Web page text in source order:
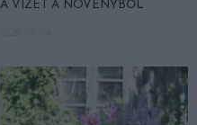
A VIZET A NÖVÉNYBŐL